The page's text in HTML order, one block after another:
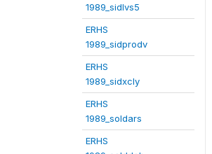
1989_sidlvs5
ERHS
1989_sidprodv
ERHS
1989_sidxcly
ERHS
1989_soldars
ERHS